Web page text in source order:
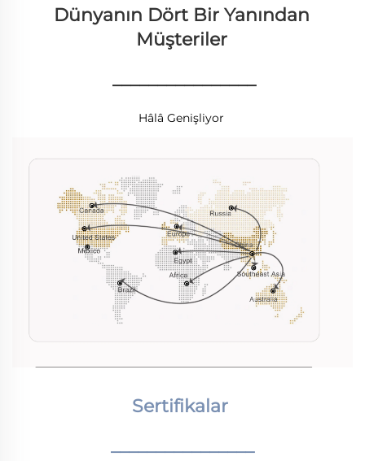
Dünyanın Dört Bir Yanından
Müşteriler
________________
Hâlâ Genişliyor
Sertifikalar
________________